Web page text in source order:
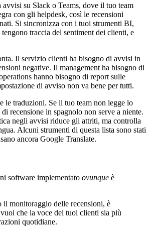
su Slack o Teams, dove il tuo team
con gli helpdesk, così le recensioni
Si sincronizza con i tuoi strumenti BI,
traccia del sentiment dei clienti, e
Il servizio clienti ha bisogno di avvisi in
negative. Il management ha bisogno di
hanno bisogno di report sulle
di avviso non va bene per tutti.
le traduzioni. Se il tuo team non legge lo
recensione in spagnolo non serve a niente.
negli avvisi riduce gli attriti, ma controlla
Alcuni strumenti di questa lista sono stati
ancora Google Translate.
software implementato ovunque è
il monitoraggio delle recensioni, è
che la voce dei tuoi clienti sia più
quotidiane.